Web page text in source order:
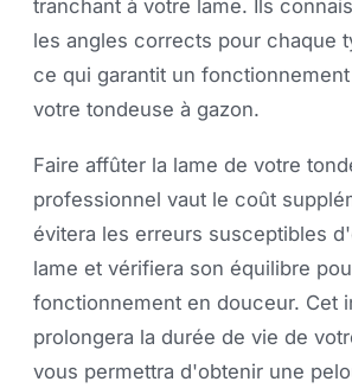
tranchant à votre lame. Ils
les angles corrects pour chaque
ce qui garantit un
votre tondeuse à gazon.
Faire affûter la lame de votre
professionnel vaut le coût
évitera les erreurs susceptibles
lame et vérifiera son équilibre
fonctionnement en douceur. Cet
prolongera la durée de vie de
vous permettra d'obtenir une